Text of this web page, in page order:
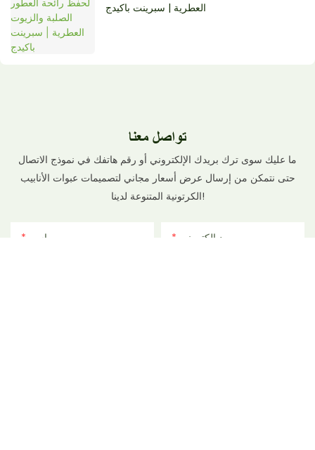
العطرية | سبرينت باكيدج
تواصل معنا
ما عليك سوى ترك بريدك الإلكتروني أو رقم هاتفك في نموذج الاتصال
حتى نتمكن من إرسال عرض أسعار مجاني لتصميمات عبوات الأنابيب
الكرتونية المتنوعة لدينا!
اسم بريد إلكتروني